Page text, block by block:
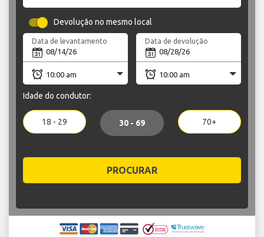
Devolução no mesmo local
Data de levantamento Data de devolução
Idade do condutor:
18 - 29 30 - 69 70+
PROCURAR